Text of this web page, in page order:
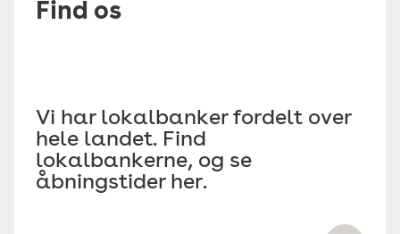
Find os
Vi har lokalbanker fordelt over
hele landet. Find
lokalbankerne, og se
åbningstider her.